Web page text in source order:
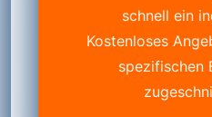
schnell ein
Kostenloses
spezifischen